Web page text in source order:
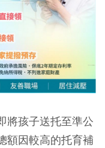
將孩子送托至準公
額因較高的托育補